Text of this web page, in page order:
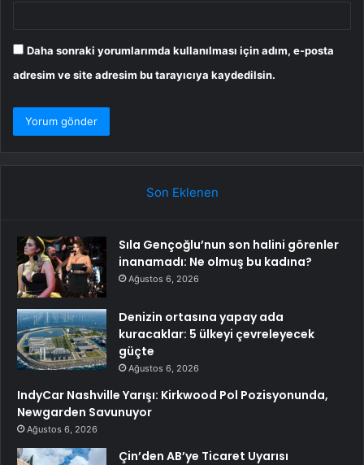
Daha sonraki yorumlarımda kullanılması için adım, e-posta
adresim ve site adresim bu tarayıcıya kaydedilsin.
Son Eklenen
Sıla Gençoğlu’nun son halini görenler
inanamadı: Ne olmuş bu kadına?
Ağustos 6, 2026
Denizin ortasına yapay ada
kuracaklar: 5 ülkeyi çevreleyecek
güçte
Ağustos 6, 2026
IndyCar Nashville Yarışı: Kirkwood Pol Pozisyonunda,
Newgarden Savunuyor
Ağustos 6, 2026
Çin’den AB’ye Ticaret Uyarısı